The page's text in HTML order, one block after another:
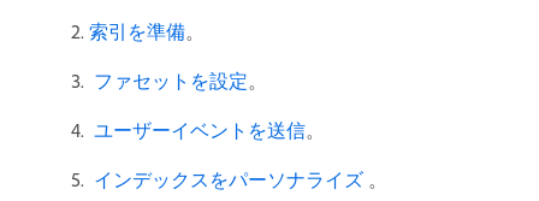
索引を準備。
​ ファセットを設定。
​ ユーザーイベントを送信。
​ インデックスをパーソナライズ ​ 。